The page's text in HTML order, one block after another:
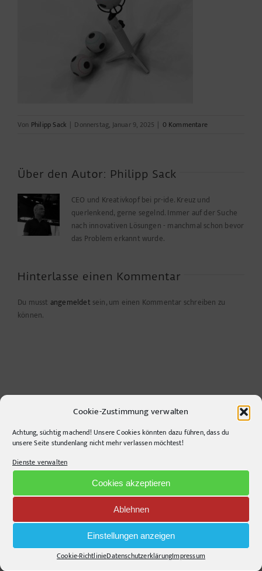
Cookie-Zustimmung verwalten
Achtung, süchtig machend! Unsere Cookies könnten dazu führen, dass du
unsere Seite stundenlang nicht mehr verlassen möchtest!
Dienste verwalten
Cookies akzeptieren
Ablehnen
Einstellungen anzeigen
Cookie-RichtlinieDatenschutzerklärungImpressum
Von Philipp Sack | Donnerstag, Januar 9, 2025 | 0 Kommentare
Über den Autor: Philipp Sack
CEO und Kreativkopf bei pr-ide. Kreuz und
querlenkend, gerne segelnd. Immer auf der Suche
nach innovativen Lösungen - manchmal schon bevor
das Problem erkannt wurde.
Hinterlasse einen Kommentar
Du musst angemeldet sein, um einen Kommentar schreiben zu
können.
Krefelder Straße 11A
+49306860203
E-Mail:info@pr-ide.de